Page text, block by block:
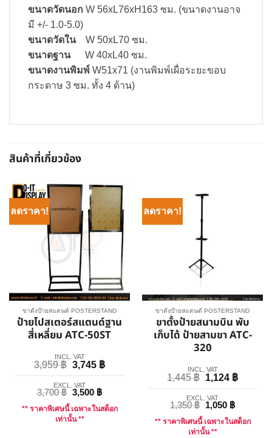
ขนาดวัดนอก W 56xL76xH163 ซม. (ขนาดงานอาจ
มี +/- 1.0-5.0)
ขนาดวัดในW 50xL70 ซม.
ขนาดฐาน
W 40xL40 ซม.
ขนาดงานพิมพ์ W51x71 (งานพิมพ์เผื่อระยะขอบ
กระดาษ 3 ซม. ทั้ง 4 ด้าน)
สินค้าที่เกี่ยวข้อง
ลดราคา!
ขาตั้งป้ายสแตนด์ POSTERSTAND
ป้ายโปสเตอร์สแตนด์ฐาน
สี่เหลี่ยม ATC-50ST
INCL. VAT
3,959฿ 3,745 ฿
EXCL. VAT
3,700฿ 3,500 ฿
** ราคาพิเศษนี้ เฉพาะในสต็อก
เท่านั้น **
ลดราคา!
ขาตั้งป้ายสแตนด์ POSTERSTAND
ขาตั้งป้ายสนามบิน พับ
เก็บได้ ป้ายสามขา ATC-
320
INCL. VAT
1,445฿ 1,124 ฿
EXCL. VAT
1,350฿ 1,050 ฿
** ราคาพิเศษนี้ เฉพาะในสต็อก
เท่านั้น **